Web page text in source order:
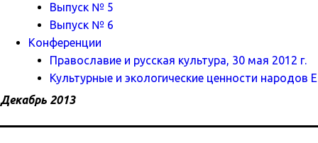
Выпуск № 5
Выпуск № 6
Конференции
Православие и русская культура, 30 мая 2012 г.
Культурные и экологические ценности народов
Декабрь 2013